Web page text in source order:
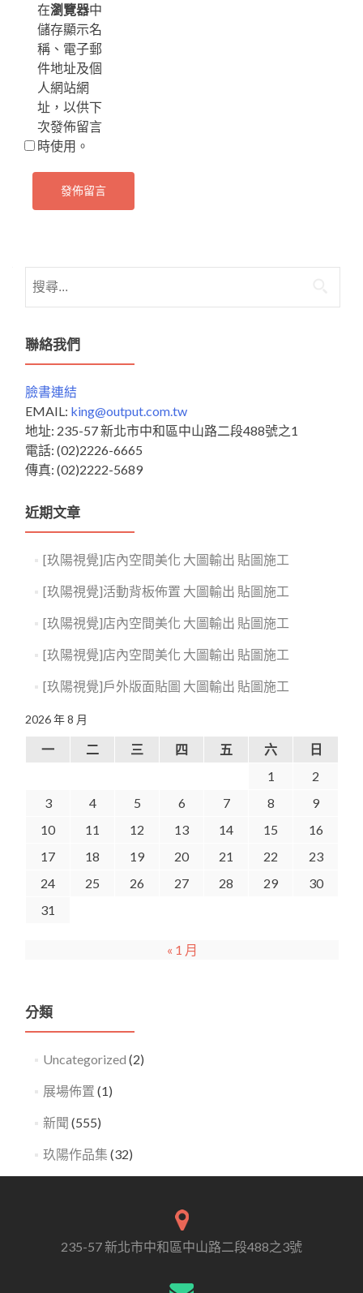
在瀏覽器中
儲存顯示名
稱、電子郵
件地址及個
人網站網
址，以供下
次發佈留言
時使用。
尋
鍵
字:
聯絡我們
臉書連結
EMAIL: king@output.com.tw
地址: 235-57 新北市中和區中山路二段488號之1
電話: (02)2226-6665
傳真: (02)2222-5689
近期文章
[玖陽視覺]店內空間美化 大圖輸出 貼圖施工
[玖陽視覺]活動背板佈置 大圖輸出 貼圖施工
[玖陽視覺]店內空間美化 大圖輸出 貼圖施工
[玖陽視覺]店內空間美化 大圖輸出 貼圖施工
[玖陽視覺]戶外版面貼圖 大圖輸出 貼圖施工
2026 年 8 月
一 二 三 四 五 六
日
1
2
3
4 5 6 7 8
9
10
11 12 13 14 15
16
17
18 19 20 21 22
23
24
25 26 27 28 29
30
31
« 1 月
分類
Uncategorized (2)
展場佈置 (1)
新聞 (555)
玖陽作品集 (32)
235-57 新北市中和區中山路二段488之3號